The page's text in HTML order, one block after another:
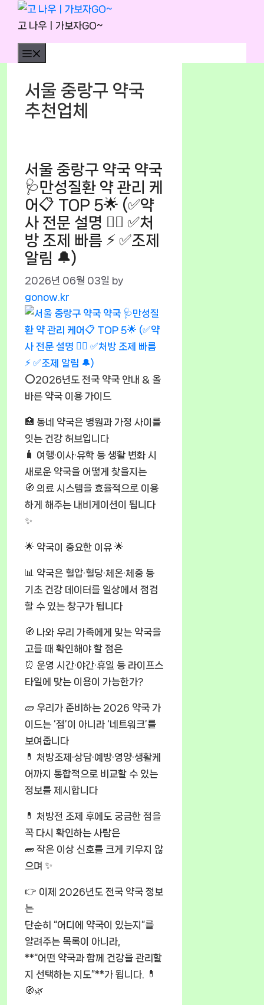
Skip
content
고 나우ㅣ가보자GO~
서울 중랑구 약국
추천업체
서울 중랑구 약국 약국
🩺만성질환 약 관리 케
어📋 TOP 5🌟 (✅약
사 전문 설명 👩‍⚕️ ✅처
방 조제 빠름 ⚡ ✅조제
알림 🔔)
2026년 06월 03일 by
gonow.kr
⭕2026년도 전국 약국 안내 & 올
바른 약국 이용 가이드
🏥 동네 약국은 병원과 가정 사이를
잇는 건강 허브입니다
🧳 여행·이사·유학 등 생활 변화 시
새로운 약국을 어떻게 찾을지는
🧭 의료 시스템을 효율적으로 이용
하게 해주는 내비게이션이 됩니다
✨
🌟 약국이 중요한 이유 🌟
📊 약국은 혈압·혈당·체온·체중 등
기초 건강 데이터를 일상에서 점검
할 수 있는 창구가 됩니다
🧭 나와 우리 가족에게 맞는 약국을
고를 때 확인해야 할 점은
⏰ 운영 시간·야간·휴일 등 라이프스
타일에 맞는 이용이 가능한가?
🧱 우리가 준비하는 2026 약국 가
이드는 ‘점’이 아니라 ‘네트워크’를
보여줍니다
💊 처방조제·상담·예방·영양·생활케
어까지 통합적으로 비교할 수 있는
정보를 제시합니다
💊 처방전 조제 후에도 궁금한 점을
꼭 다시 확인하는 사람은
🧱 작은 이상 신호를 크게 키우지 않
으며 ✨
👉 이제 2026년도 전국 약국 정보
는
단순히 “어디에 약국이 있는지”를
알려주는 목록이 아니라,
**“어떤 약국과 함께 건강을 관리할
지 선택하는 지도”**가 됩니다. 💊
🧭🌿